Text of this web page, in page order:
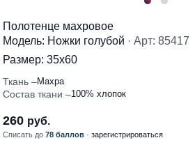
Полотенце махровое
Модель: Ножки голубой · Арт: 85417
Размер: 35х60
Ткань Махра
Состав ткани 100% хлопок
260 руб.
Списать до 78 баллов · зарегистрироваться